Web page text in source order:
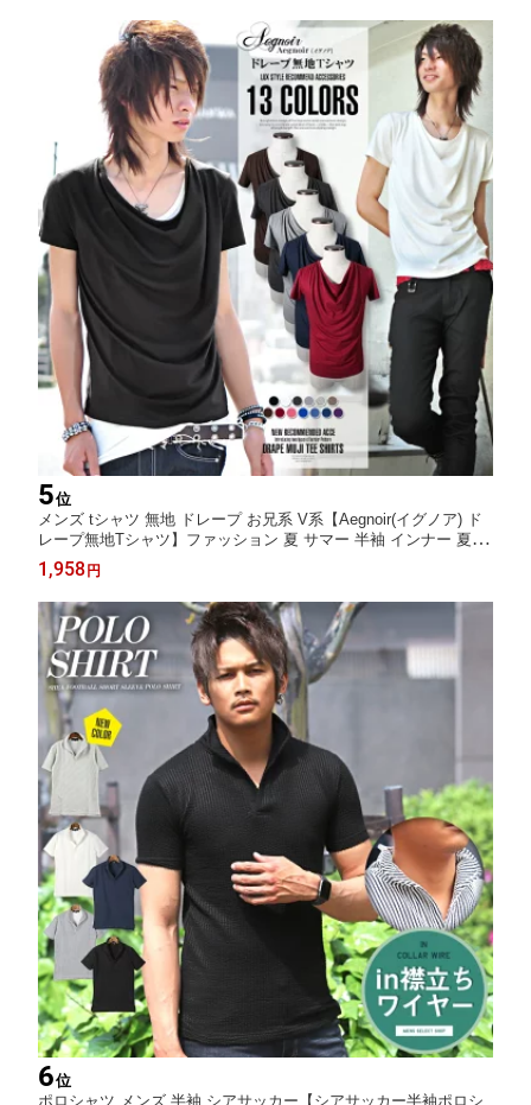
5位
メンズ tシャツ 無地 ドレープ お兄系 V系【Aegnoir(イグノア) ド
レープ無地Tシャツ】ファッション 夏 サマー 半袖 インナー 夏服
かっこいい メンズファッション
1,958 円
6位
ポロシャツ メンズ 半袖 シアサッカー【シアサッカー半袖ポロシ